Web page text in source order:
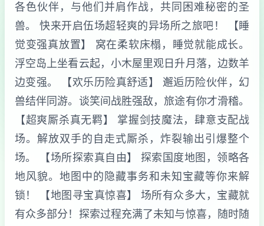
各色伙伴，与他们并肩作战，共同困难秘密的圣
兽。 快来开启伍场超轻爽的异场所之旅吧！ 【睡
觉变强真放置】 窝在柔软床榻，睡觉就能成长。
浮空岛上坐看云起，小木屋里观日升月落，边数羊
边变强。 【欢乐历险真舒适】 邂逅历险伙伴，幻
兽结伴同游。谈笑间战胜强敌，旅途有你才滑稽。
【超爽厮杀真无羁】 掌握剑技魔法，肆意支配战
场。解放双手的自走式厮杀，炸裂输出引爆整个
场。 【场所探索真自由】 探索国度地图，领略各
地风貌。地图中的隐藏事务和未知宝藏等你来解
锁！ 【地图寻宝真惊喜】 场所有众多大，宝藏就
有众多部分！探索过程充满了未知与惊喜，随时随